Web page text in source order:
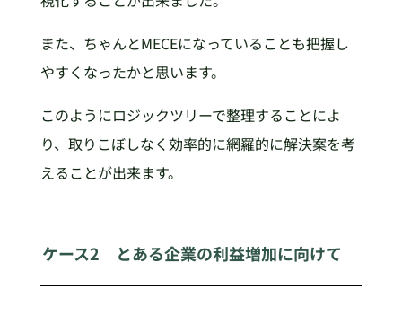
また、ちゃんとMECEになっていることも把握し
やすくなったかと思います。
このようにロジックツリーで整理することによ
り、取りこぼしなく効率的に網羅的に解決案を考
えることが出来ます。
ケース2 とある企業の利益増加に向けて